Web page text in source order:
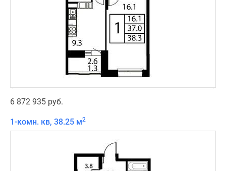
6 872 935 руб.
1-комн. кв, 38.25 м2